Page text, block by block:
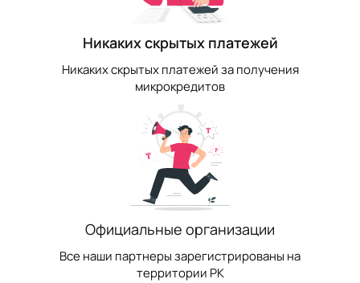
Никаких скрытых платежей
Никаких скрытых платежей за получения
микрокредитов
Официальные организации
Все наши партнеры зарегистрированы на
территории РК